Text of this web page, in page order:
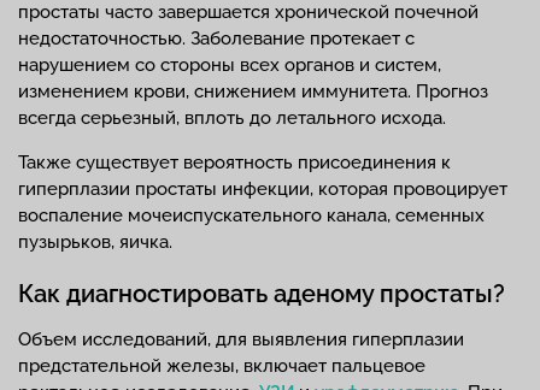
простаты часто завершается хронической почечной
недостаточностью. Заболевание протекает с
нарушением со стороны всех органов и систем,
изменением крови, снижением иммунитета. Прогноз
всегда серьезный, вплоть до летального исхода.
Также существует вероятность присоединения к
гиперплазии простаты инфекции, которая провоцирует
воспаление мочеиспускательного канала, семенных
пузырьков, яичка.
Как диагностировать аденому простаты?
Объем исследований, для выявления гиперплазии
предстательной железы, включает пальцевое